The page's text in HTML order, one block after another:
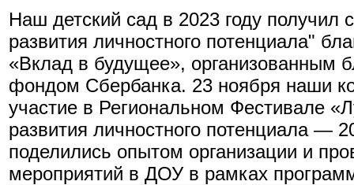
Наш детский сад в 2023 году получил
развития личностного потенциала"
«Вклад в будущее», организованным
фондом Сбербанка. 23 ноября наши
участие в Региональном Фестивале
развития личностного потенциала —
поделились опытом организации и
мероприятий в ДОУ в рамках